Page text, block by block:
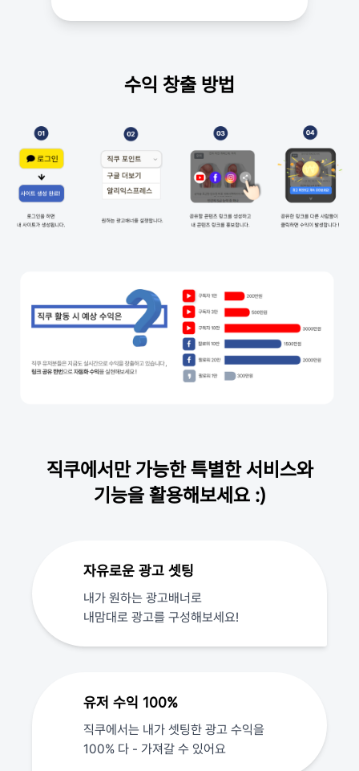
수익 창출 방법
직쿠에서만 가능한 특별한 서비스와
기능을 활용해보세요 :)
자유로운 광고 셋팅
내가 원하는 광고배너로
내맘대로 광고를 구성해보세요!
유저 수익 100%
직쿠에서는 내가 셋팅한 광고 수익을
100% 다 - 가져갈 수 있어요